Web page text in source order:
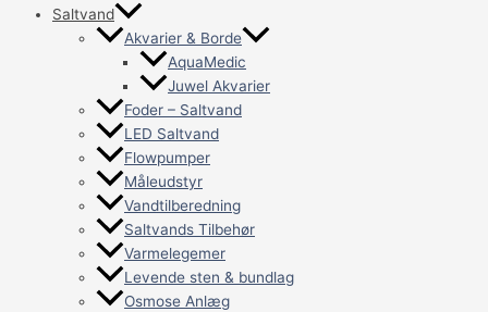
Saltvand
Akvarier & Borde
AquaMedic
Juwel Akvarier
Foder – Saltvand
LED Saltvand
Flowpumper
Måleudstyr
Vandtilberedning
Saltvands Tilbehør
Varmelegemer
Levende sten & bundlag
Osmose Anlæg